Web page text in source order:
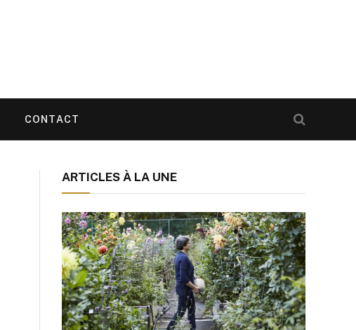
CONTACT
ARTICLES À LA UNE